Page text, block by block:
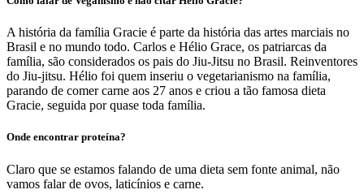
A história da família Gracie é parte da história das artes marciais no
Brasil e no mundo todo. Carlos e Hélio Grace, os patriarcas da
família, são considerados os pais do Jiu-Jitsu no Brasil. Reinventores
do Jiu-jitsu. Hélio foi quem inseriu o vegetarianismo na família,
parando de comer carne aos 27 anos e criou a tão famosa dieta
Gracie, seguida por quase toda família.
Onde encontrar proteína?
Claro que se estamos falando de uma dieta sem fonte animal, não
vamos falar de ovos, laticínios e carne.